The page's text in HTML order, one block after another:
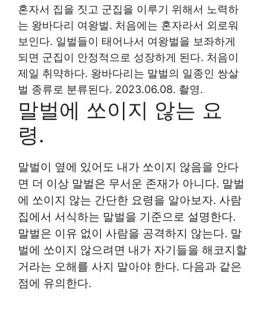
혼자서 집을 짓고 군집을 이루기 위해서 노력하
는 왕바다리 여왕벌. 처음에는 혼자라서 외로워
보인다. 일벌들이 태어나서 여왕벌을 보좌하게
되면 군집이 안정적으로 성장하게 된다. 처음이
제일 취약하다. 왕바다리는 말벌의 일종인 쌍살
벌 종류로 분류된다. 2023.06.08. 촬영.
말벌에 쏘이지 않는 요
령.
말벌이 옆에 있어도 내가 쏘이지 않음을 안다
면 더 이상 말벌은 무서운 존재가 아니다. 말벌
에 쏘이지 않는 간단한 요령을 알아보자. 사람
집에서 서식하는 말벌을 기준으로 설명한다.
말벌은 이유 없이 사람을 공격하지 않는다. 말
벌에 쏘이지 않으려면 내가 자기들을 해코지할
거라는 오해를 사지 말아야 한다. 다음과 같은
점에 유의한다.